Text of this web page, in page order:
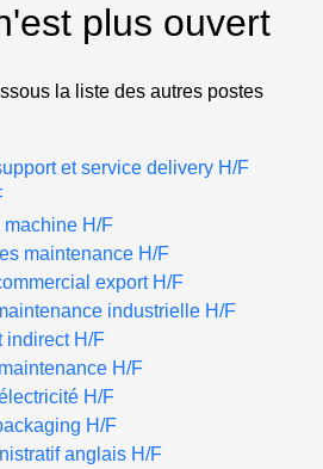
plus ouvert
la liste des autres postes
et service delivery H/F
H/F
maintenance H/F
export H/F
industrielle H/F
indirect H/F
H/F
H/F
H/F
anglais H/F